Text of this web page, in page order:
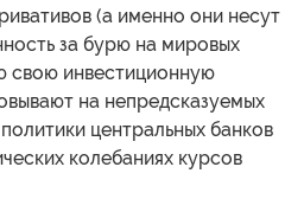
(а именно они несут
за бурю на мировых
свою инвестиционную
на непредсказуемых
центральных банков
колебаниях курсов